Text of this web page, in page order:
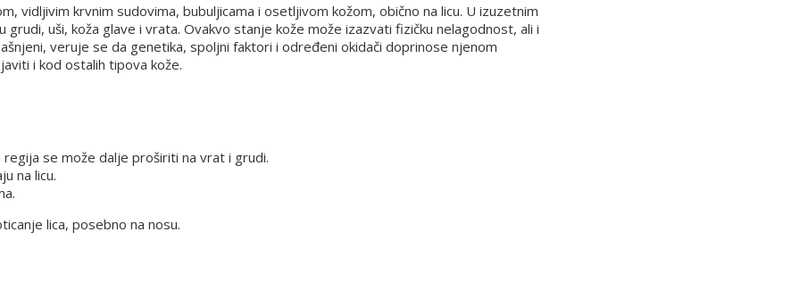
vidljivim krvnim sudovima, bubuljicama i osetljivom kožom, obično na licu. U izuzetnim
uši, koža glave i vrata. Ovakvo stanje kože može izazvati fizičku nelagodnost, ali i
veruje se da genetika, spoljni faktori i određeni okidači doprinose njenom
i kod ostalih tipova kože.
se može dalje proširiti na vrat i grudi.
na licu.
lica, posebno na nosu.